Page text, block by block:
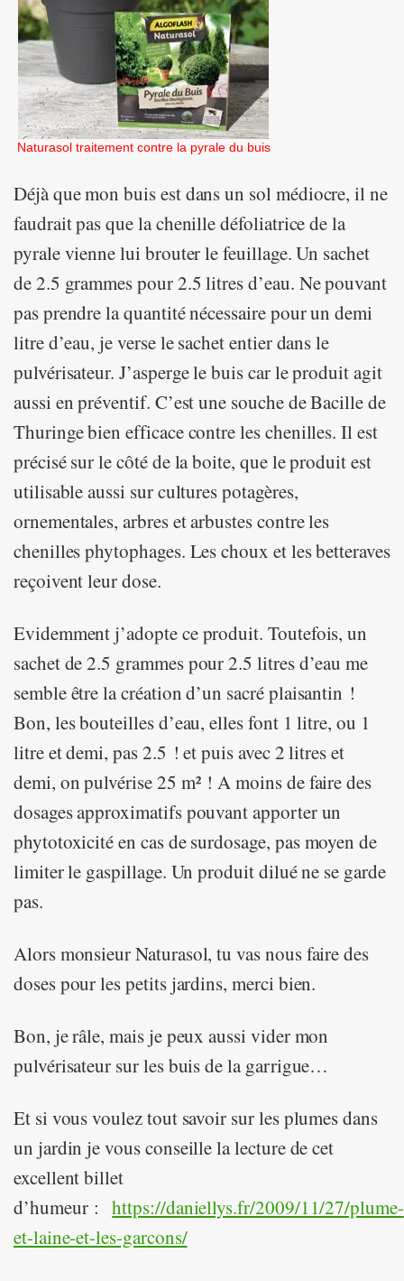
Naturasol traitement contre la pyrale du buis
Déjà que mon buis est dans un sol médiocre, il ne
faudrait pas que la chenille défoliatrice de la
pyrale vienne lui brouter le feuillage. Un sachet
de 2.5 grammes pour 2.5 litres d’eau. Ne pouvant
pas prendre la quantité nécessaire pour un demi
litre d’eau, je verse le sachet entier dans le
pulvérisateur. J’asperge le buis car le produit agit
aussi en préventif. C’est une souche de Bacille de
Thuringe bien efficace contre les chenilles. Il est
précisé sur le côté de la boite, que le produit est
utilisable aussi sur cultures potagères,
ornementales, arbres et arbustes contre les
chenilles phytophages. Les choux et les betteraves
reçoivent leur dose.
Evidemment j’adopte ce produit. Toutefois, un
sachet de 2.5 grammes pour 2.5 litres d’eau me
semble être la création d’un sacré plaisantin !
Bon, les bouteilles d’eau, elles font 1 litre, ou 1
litre et demi, pas 2.5 ! et puis avec 2 litres et
demi, on pulvérise 25 m² ! A moins de faire des
dosages approximatifs pouvant apporter un
phytotoxicité en cas de surdosage, pas moyen de
limiter le gaspillage. Un produit dilué ne se garde
pas.
Alors monsieur Naturasol, tu vas nous faire des
doses pour les petits jardins, merci bien.
Bon, je râle, mais je peux aussi vider mon
pulvérisateur sur les buis de la garrigue…
Et si vous voulez tout savoir sur les plumes dans
un jardin je vous conseille la lecture de cet
excellent billet
d’humeur :https://daniellys.fr/2009/11/27/plume-
et-laine-et-les-garcons/